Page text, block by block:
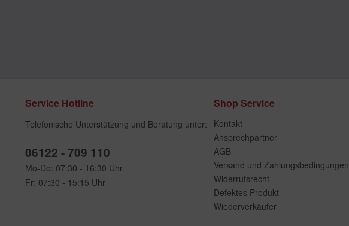
Service Hotline
Telefonische Unterstützung und Beratung unter:
06122 - 709 110
Mo-Do: 07:30 - 16:30 Uhr
Fr: 07:30 - 15:15 Uhr
Shop Service
Kontakt
Ansprechpartner
AGB
Versand und Zahlungsbedingungen
Widerrufsrecht
Defektes Produkt
Wiederverkäufer